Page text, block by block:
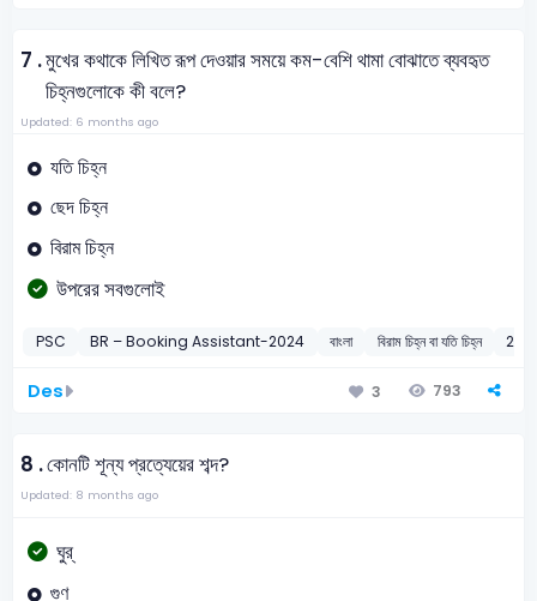
7 .মুখের কথাকে লিখিত রূপ দেওয়ার সময়ে কম-বেশি থামা বোঝাতে ব্যবহৃত
চিহ্নগুলোকে কী বলে?
Updated: 6 months ago
যতি চিহ্ন
ছেদ চিহ্ন
বিরাম চিহ্ন
উপরের সবগুলোই
PSC BR – Booking Assistant-2024 বাংলা বিরাম চিহ্ন বা যতি চিহ্ন
Des 3 793
8 .কোনটি শূন্য প্রত্যেয়ের শব্দ?
Updated: 8 months ago
ঘুর্
গুণ